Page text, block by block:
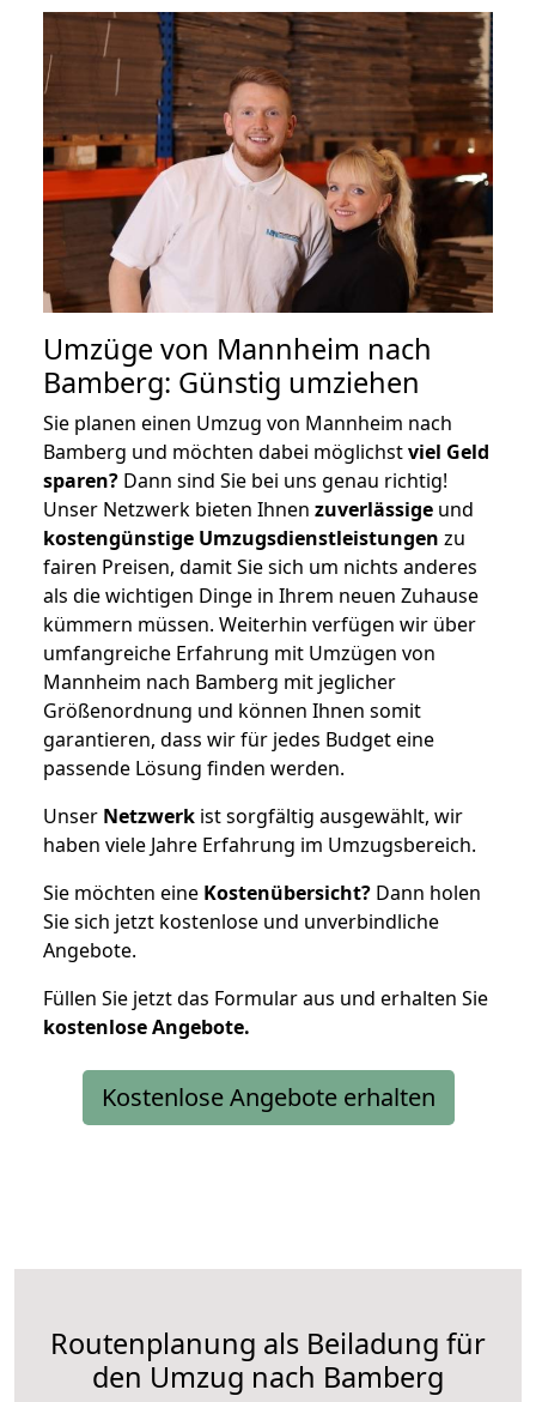
Umzüge von Mannheim nach
Bamberg: Günstig umziehen
Sie planen einen Umzug von Mannheim nach
Bamberg und möchten dabei möglichstviel Geld
sparen? Dann sind Sie bei uns genau richtig!
Unser Netzwerk bieten Ihnen zuverlässige und
kostengünstige Umzugsdienstleistungen zu
fairen Preisen, damit Sie sich um nichts anderes
als die wichtigen Dinge in Ihrem neuen Zuhause
kümmern müssen. Weiterhin verfügen wir über
umfangreiche Erfahrung mit Umzügen von
Mannheim nach Bamberg mit jeglicher
Größenordnung und können Ihnen somit
garantieren, dass wir für jedes Budget eine
passende Lösung finden werden.
Unser Netzwerk ist sorgfältig ausgewählt, wir
haben viele Jahre Erfahrung im Umzugsbereich.
Sie möchten eine Kostenübersicht? Dann holen
Sie sich jetzt kostenlose und unverbindliche
Angebote.
Füllen Sie jetzt das Formular aus und erhalten Sie
kostenloseAngebote.
Kostenlose Angebote erhalten
Routenplanung als Beiladung für
den Umzug nach Bamberg